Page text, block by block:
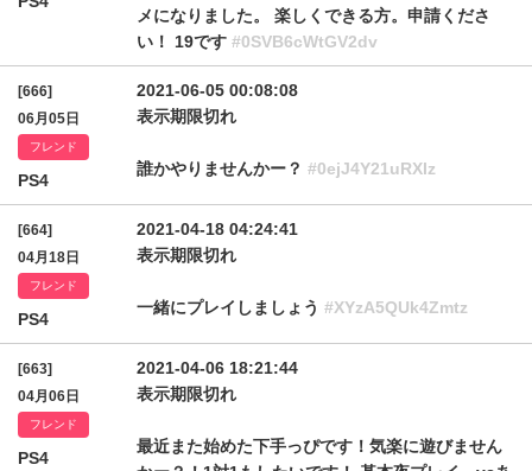
メになりました。 楽しくできる方。申請くださ
い！ 19です #0SVB6cWtGV2dv
[666]
06月05日
フレンド
PS4
2021-06-05 00:08:08
表示期限切れ
誰かやりませんかー？ #0ejJ4Y21uRXlz
[664]
04月18日
フレンド
PS4
2021-04-18 04:24:41
表示期限切れ
一緒にプレイしましょう #XYzA5QUk4Zmtz
[663]
04月06日
フレンド
PS4
2021-04-06 18:21:44
表示期限切れ
最近また始めた下手っぴです！気楽に遊びません